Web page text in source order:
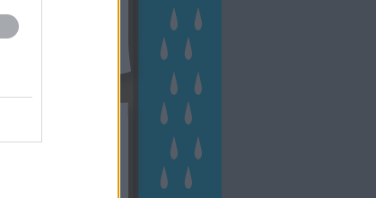
(45) dísznövény